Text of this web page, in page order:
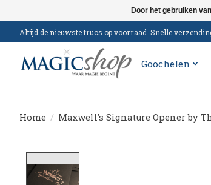
Altijd de nieuwste trucs op voorraad. Snelle
Goochelen
Home / Maxwell's Signature Opener by
Door het gebruiken